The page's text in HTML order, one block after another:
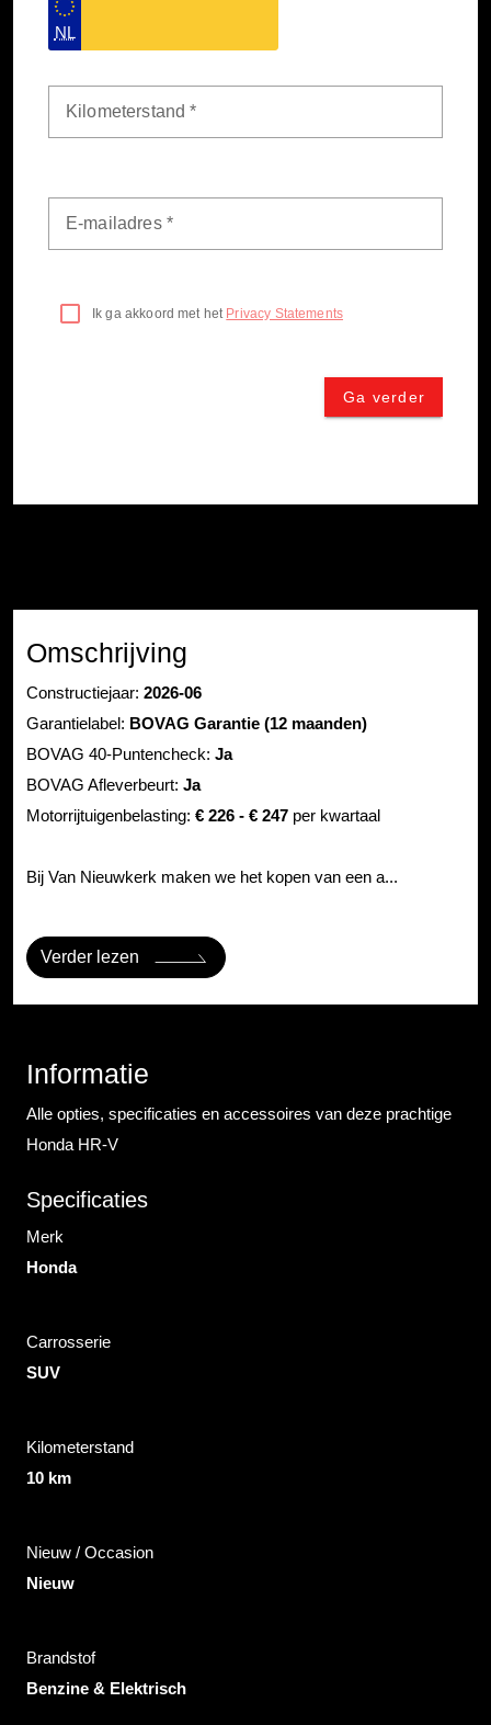
Omschrijving
Constructiejaar: 2026-06
Garantielabel: BOVAG Garantie (12 maanden)
BOVAG 40-Puntencheck: Ja
BOVAG Afleverbeurt: Ja
Motorrijtuigenbelasting: € 226 - € 247 per kwartaal
Bij Van Nieuwkerk maken we het kopen van een a...
Verder lezen
Informatie
Alle opties, specificaties en accessoires van deze prachtige
Honda HR-V
Specificaties
Merk
Honda
Carrosserie
SUV
Kilometerstand
10 km
Nieuw / Occasion
Nieuw
Brandstof
Benzine & Elektrisch